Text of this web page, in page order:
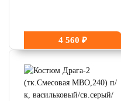
4 560 ₽